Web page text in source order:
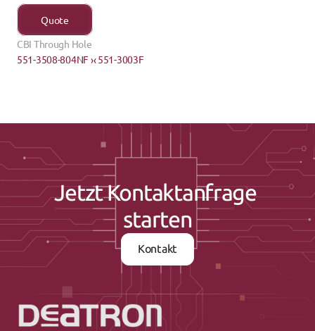
Quote
CBI Through Hole
551-3508-804NF ›‹ 551-3003F
Jetzt Kontaktanfrage
starten
Kontakt